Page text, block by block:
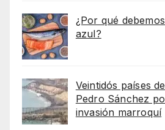
¿Por qué
azul?
Veintidós países
Pedro Sánchez
invasión marroquí